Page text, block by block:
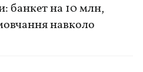
банкет на 10 млн,
навколо